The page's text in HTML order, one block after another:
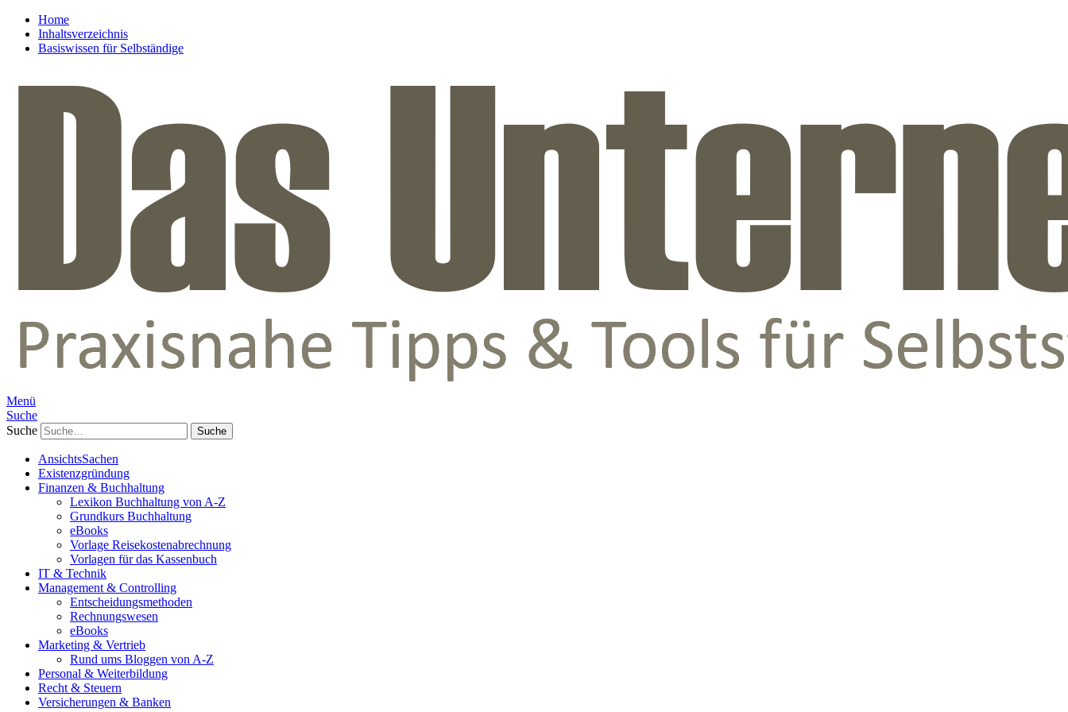
Home
Inhaltsverzeichnis
Basiswissen für Selbständige
Menü
Suche
Suche
AnsichtsSachen
Existenzgründung
Finanzen & Buchhaltung
Lexikon Buchhaltung von A-Z
Grundkurs Buchhaltung
eBooks
Vorlage Reisekostenabrechnung
Vorlagen für das Kassenbuch
IT & Technik
Management & Controlling
Entscheidungsmethoden
Rechnungswesen
eBooks
Marketing & Vertrieb
Rund ums Bloggen von A-Z
Personal & Weiterbildung
Recht & Steuern
Versicherungen & Banken